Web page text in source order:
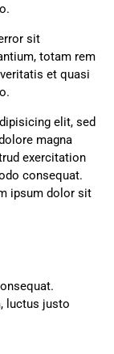
sit
totam rem
et quasi
elit, sed
magna
exercitation
consequat.
ipsum dolor sit
luctus justo